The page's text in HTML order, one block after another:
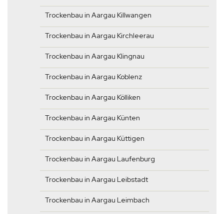
Trockenbau in Aargau Killwangen
Trockenbau in Aargau Kirchleerau
Trockenbau in Aargau Klingnau
Trockenbau in Aargau Koblenz
Trockenbau in Aargau Kölliken
Trockenbau in Aargau Künten
Trockenbau in Aargau Küttigen
Trockenbau in Aargau Laufenburg
Trockenbau in Aargau Leibstadt
Trockenbau in Aargau Leimbach